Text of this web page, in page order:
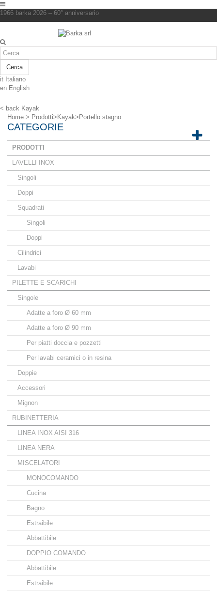
1966 barka 2026 – 60° anniversario
Cerca
it Italiano
en English
< back Kayak
Home > Prodotti> Kayak> Portello stagno
CATEGORIE
PRODOTTI
LAVELLI INOX
Singoli
Doppi
Squadrati
Singoli
Doppi
Cilindrici
Lavabi
PILETTE E SCARICHI
Singole
Adatte a foro Ø 60 mm
Adatte a foro Ø 90 mm
Per piatti doccia e pozzetti
Per lavabi ceramici o in resina
Doppie
Accessori
Mignon
RUBINETTERIA
LINEA INOX AISI 316
LINEA NERA
MISCELATORI
MONOCOMANDO
Cucina
Bagno
Estraibile
Abbattibile
DOPPIO COMANDO
Abbattibile
Estraibile